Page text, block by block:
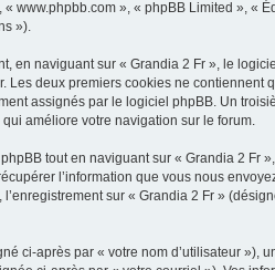
www.phpbb.com », « phpBB Limited », «
»).
en naviguant sur « Grandia 2 Fr », le
deux premiers cookies ne
assignés par le logiciel phpBB. Un
améliore votre navigation sur le forum.
tout en naviguant sur « Grandia 2
l’information que vous nous
sur « Grandia 2 Fr »
ci-après par « votre nom d’utilisateur